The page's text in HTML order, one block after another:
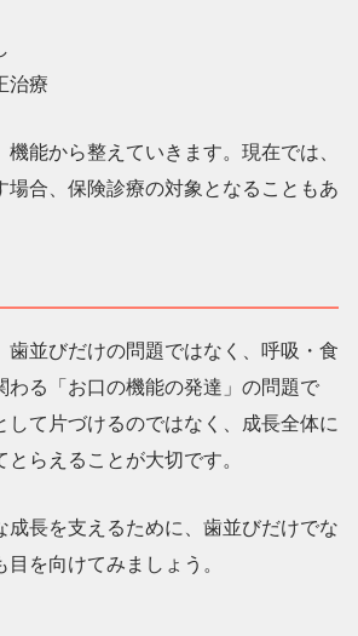
治療
能から整えていきます。現在では、
場合、保険診療の対象となることもあ
歯並びだけの問題ではなく、呼吸・食
わる「お口の機能の発達」の問題で
して片づけるのではなく、成長全体に
らえることが大切です。
成長を支えるために、歯並びだけでな
目を向けてみましょう。